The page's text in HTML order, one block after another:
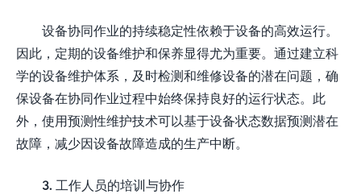
设备协同作业的持续稳定性依赖于设备的高效运行。
因此，定期的设备维护和保养显得尤为重要。通过建立科
学的设备维护体系，及时检测和维修设备的潜在问题，确
保设备在协同作业过程中始终保持良好的运行状态。此
外，使用预测性维护技术可以基于设备状态数据预测潜在
故障，减少因设备故障造成的生产中断。
3. 工作人员的培训与协作